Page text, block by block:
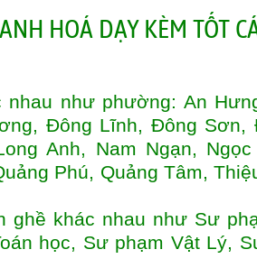
HOÁ DẠY KÈM TỐT
như phường: An
Đông Lĩnh, Đông Sơn,
Anh, Nam Ngạn,
Phú, Quảng Tâm,
ghề khác nhau như Sư
học, Sư phạm Vật Lý,